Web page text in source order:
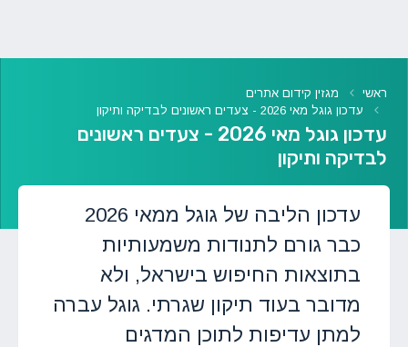
ראשי
מגזין קידום אתרים
עדכון גוגל מאי 2026 - צעדים ראשונים לבדיקה ותיקון
עדכון גוגל מאי 2026 - צעדים ראשונים
לבדיקה ותיקון
עדכון הליבה של גוגל ממאי 2026
כבר גורם לתנודות משמעותיות
בתוצאות החיפוש בישראל, ולא
מדובר בעוד תיקון שגרתי. גוגל עברה
למתן עדיפות לתוכן המדגים